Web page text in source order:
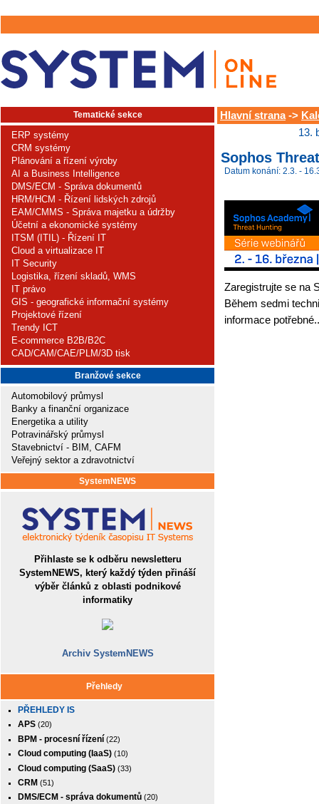
Tematické sekce
ERP systémy
CRM systémy
Plánování a řízení výroby
AI a Business Intelligence
DMS/ECM - Správa dokumentů
HRM/HCM - Řízení lidských zdrojů
EAM/CMMS - Správa majetku a údržby
Účetní a ekonomické systémy
ITSM (ITIL) - Řízení IT
Cloud a virtualizace IT
IT Security
Logistika, řízení skladů, WMS
IT právo
GIS - geografické informační systémy
Projektové řízení
Trendy ICT
E-commerce B2B/B2C
CAD/CAM/CAE/PLM/3D tisk
Branžové sekce
Automobilový průmysl
Banky a finanční organizace
Energetika a utility
Potravinářský průmysl
Stavebnictví - BIM, CAFM
Veřejný sektor a zdravotnictví
SystemNEWS
Přihlaste se k odběru newsletteru
SystemNEWS, který každý týden přináší
výběr článků z oblasti podnikové
informatiky
Archiv SystemNEWS
Přehledy
PŘEHLEDY IS
APS (20)
BPM - procesní řízení (22)
Cloud computing (IaaS) (10)
Cloud computing (SaaS) (33)
CRM (51)
DMS/ECM - správa dokumentů (20)
Hlavní strana->
13.
Sophos
Datum konání: 2.3. -
Zaregistrujte se na
Během sedmi
informace